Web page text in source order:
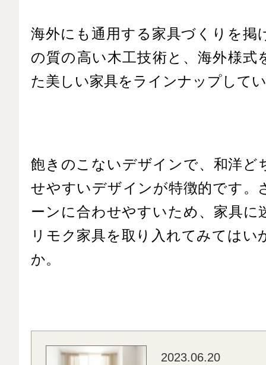
海外にも通用する家具づくりを掲
の質の高い木工技術と、海外様式
た美しい家具をラインナップして
飽きのこないデザインで、和洋ど
せやすいデザインが特徴的です。
ーンに合わせやすいため、家具に
リモク家具を取り入れてみてはい
か。
2023.06.20